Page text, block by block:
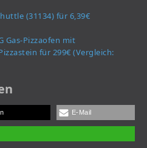
(31134) für 6,39€
Gas-Pizzaofen mit
für 299€ (Vergleich:
E-Mail